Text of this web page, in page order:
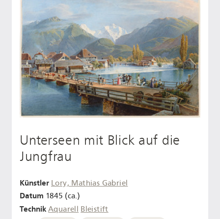
Unterseen mit Blick auf die
Jungfrau
Künstler Lory, Mathias Gabriel
Datum 1845 (ca.)
Technik Aquarell Bleistift